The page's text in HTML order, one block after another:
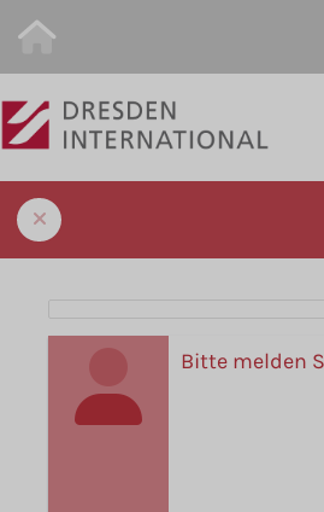
Bitte melden